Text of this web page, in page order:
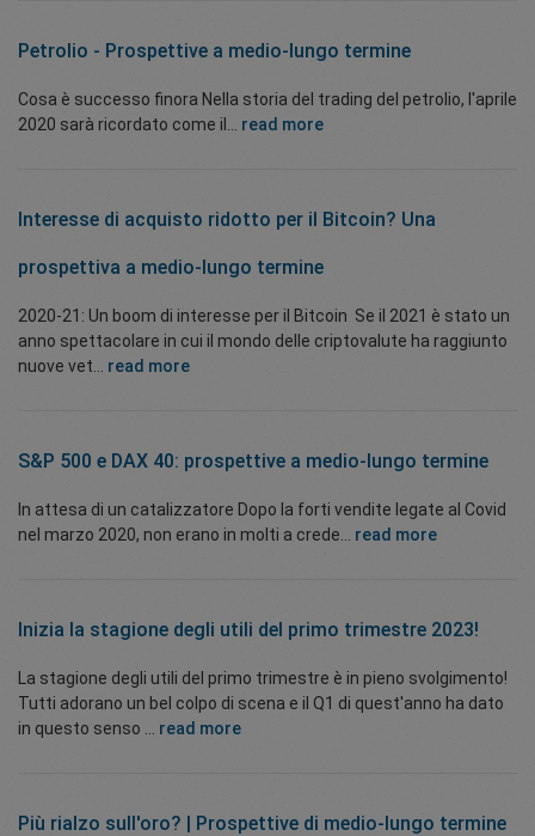
Petrolio - Prospettive a medio-lungo termine
Cosa è successo finora Nella storia del trading del petrolio, l'aprile
2020 sarà ricordato come il... read more
Interesse di acquisto ridotto per il Bitcoin? Una
prospettiva a medio-lungo termine
2020-21: Un boom di interesse per il Bitcoin Se il 2021 è stato un
anno spettacolare in cui il mondo delle criptovalute ha raggiunto
nuove vet... read more
S&P 500 e DAX 40: prospettive a medio-lungo termine
In attesa di un catalizzatore Dopo la forti vendite legate al Covid
nel marzo 2020, non erano in molti a crede... read more
Inizia la stagione degli utili del primo trimestre 2023!
La stagione degli utili del primo trimestre è in pieno svolgimento!
Tutti adorano un bel colpo di scena e il Q1 di quest'anno ha dato
in questo senso ... read more
Più rialzo sull'oro? | Prospettive di medio-lungo termine